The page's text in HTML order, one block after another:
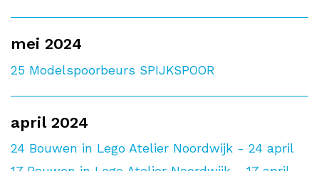
mei 2024
25 Modelspoorbeurs SPIJKSPOOR
april 2024
24 Bouwen in Lego Atelier Noordwijk - 24 april